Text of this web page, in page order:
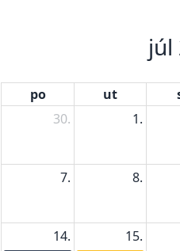
júl
po ut
30.
1.
7. 8.
14. 15.